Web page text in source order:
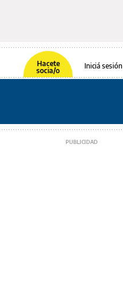
Hacete
socia/o
Iniciá sesión